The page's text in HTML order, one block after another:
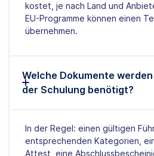
kostet, je nach Land und
EU-Programme können einen
übernehmen.
Welche Dokumente
der Schulung benötigt?
In der Regel: einen gültigen
entsprechenden Kategorien,
Attest, eine